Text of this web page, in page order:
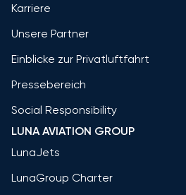
Karriere
Unsere Partner
Einblicke zur Privatluftfahrt
Pressebereich
Social Responsibility
LUNA AVIATION GROUP
LunaJets
LunaGroup Charter